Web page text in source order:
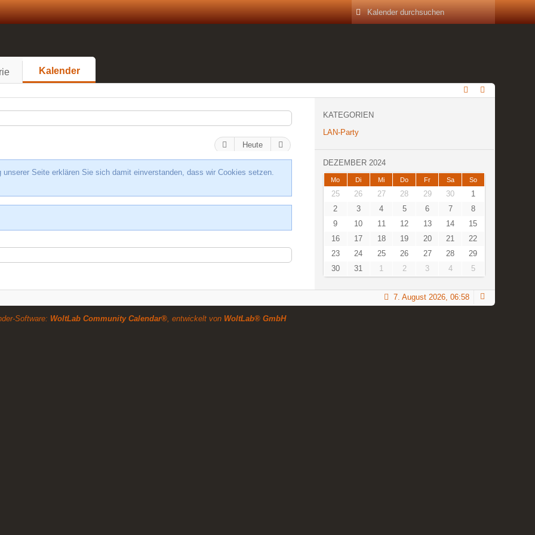
Kalender
Heute
Seite erklären Sie sich damit einverstanden, dass wir Cookies setzen.
KATEGORIEN
LAN-Party
DEZEMBER 2024
Mo Di Mi Do Fr Sa So
25 26 27 28 29 30
1
2
3 4 5 6 7
8
9
10 11 12 13 14
15
16
17 18 19 20 21
22
23
24 25 26 27 28
29
30
31 1 2 3 4 5
7. August 2026, 06:58
Software: WoltLab Community Calendar®, entwickelt von WoltLab® GmbH